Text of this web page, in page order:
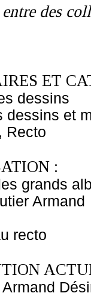
des
ET
dessins
dessins et
Recto
:
grands
Armand
recto